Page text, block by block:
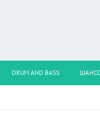
DRUM AND BASS